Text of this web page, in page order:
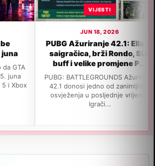
VIJESTI
PUBG Ažuriranje 42.1: Ella AI
saigračica, brži Rondo, SLR
buff i velike promjene P...
PUBG: BATTLEGROUNDS Ažuriranje
42.1 donosi jedno od zanimljivijih
osvježenja u posljednje vrijeme.
GTA
izađe
jedan